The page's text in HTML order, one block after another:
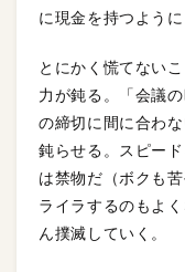
に現金を持つように
とにかく慌てない
力が鈍る。「会議
の締切に間に合わ
鈍らせる。スピー
は禁物だ（ボクも
ライラするのもよ
ん撲滅していく。